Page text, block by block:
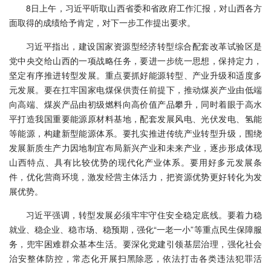
8日上午，习近平听取山西省委和省政府工作汇报，对山西各方
面取得的成绩给予肯定，对下一步工作提出要求。
习近平指出，建设国家资源型经济转型综合配套改革试验区是
党中央交给山西的一项战略任务，要进一步统一思想，保持定力，
坚定有序推进转型发展。重点要抓好能源转型、产业升级和适度多
元发展。要在扛牢国家电煤保供责任前提下，推动煤炭产业由低端
向高端、煤炭产品由初级燃料向高价值产品攀升，同时着眼于高水
平打造我国重要能源原材料基地，配套发展风电、光伏发电、氢能
等能源，构建新型能源体系。要扎实推进传统产业转型升级，围绕
发展新质生产力因地制宜布局新兴产业和未来产业，逐步形成体现
山西特点、具有比较优势的现代化产业体系。要用好多元发展条
件，优化营商环境，激发经营主体活力，把资源优势更好转化为发
展优势。
习近平强调，转型发展必须牢牢守住安全稳定底线。要着力稳
就业、稳企业、稳市场、稳预期，强化“一老一小”等重点民生保障服
务，兜牢困难群众基本生活。要深化党建引领基层治理，强化社会
治安整体防控，常态化开展扫黑除恶，依法打击各类违法犯罪活